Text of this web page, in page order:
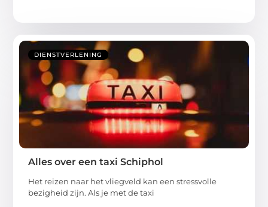
DIENSTVERLENING
Alles over een taxi Schiphol
Het reizen naar het vliegveld kan een stressvolle
bezigheid zijn. Als je met de taxi